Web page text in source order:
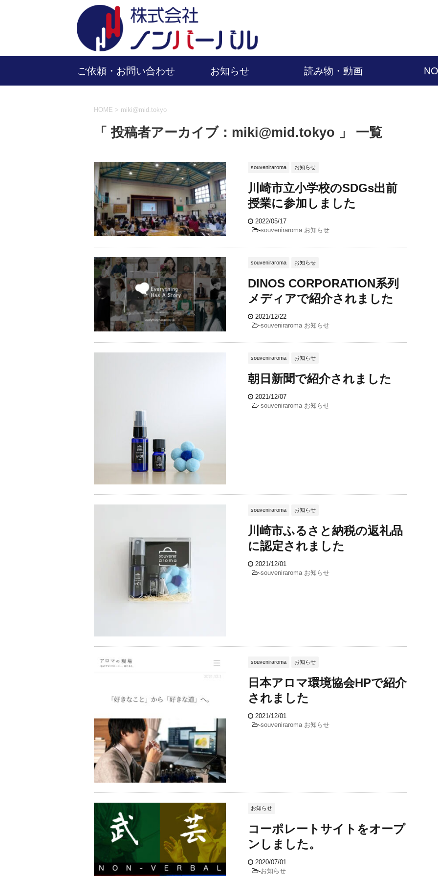
ご依頼・お問い合わせ お知らせ 読み物・動画
HOME > miki@mid.tokyo
「 投稿者アーカイブ：miki@mid.tokyo 」 一覧
souveniraroma お知らせ
川崎市立小学校のSDGs出前
授業に参加しました
2022/05/17
-souveniraroma お知らせ
souveniraroma お知らせ
DINOS CORPORATION系列
メディアで紹介されました
2021/12/22
-souveniraroma お知らせ
souveniraroma お知らせ
朝日新聞で紹介されました
2021/12/07
-souveniraroma お知らせ
souveniraroma お知らせ
川崎市ふるさと納税の返礼品
に認定されました
2021/12/01
-souveniraroma お知らせ
souveniraroma お知らせ
日本アロマ環境協会HPで紹介
されました
2021/12/01
-souveniraroma お知らせ
お知らせ
コーポレートサイトをオープ
ンしました。
2020/07/01
-お知らせ